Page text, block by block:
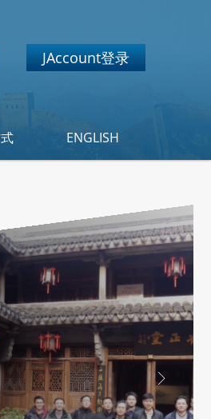
JAccount登录
ENGLISH